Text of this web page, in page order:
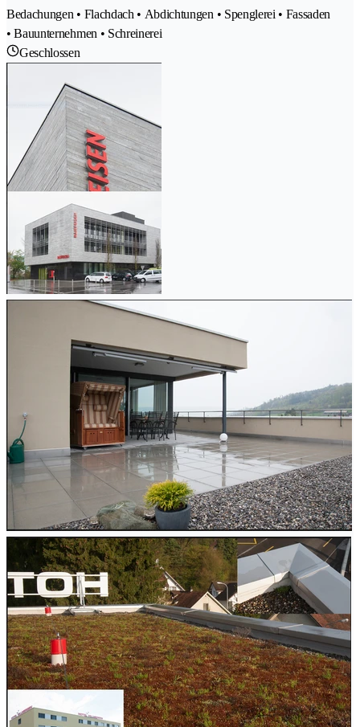
Bedachungen • Flachdach • Abdichtungen • Spenglerei • Fassaden
• Bauunternehmen • Schreinerei
Geschlossen